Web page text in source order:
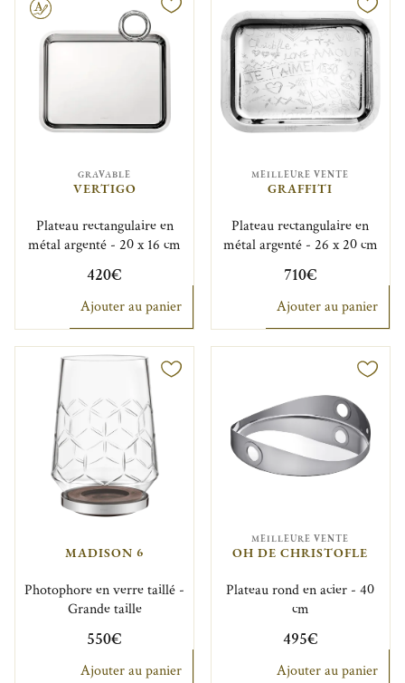
GRAVABLE
VERTIGO
Plateau rectangulaire en
métal argenté - 20 x 16 cm
420€
Ajouter au panier
MEILLEURE VENTE
GRAFFITI
Plateau rectangulaire en
métal argenté - 26 x 20 cm
710€
Ajouter au panier
MADISON 6
Photophore en verre taillé -
Grande taille
550€
Ajouter au panier
MEILLEURE VENTE
OH DE CHRISTOFLE
Plateau rond en acier - 40
cm
495€
Ajouter au panier